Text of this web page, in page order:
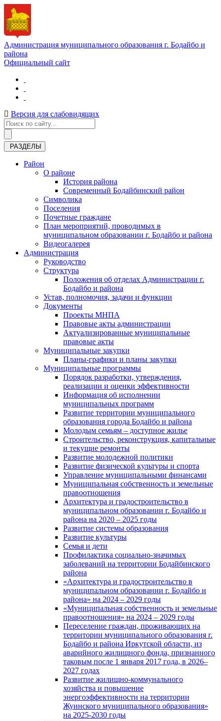
Администрация муниципального образования г. Бодайбо и
района
Официальный сайт
Версия для слабовидящих
РАЗДЕЛЫ
Район
О районе
История района
Современный Бодайбинский район
Символика
Поселения
Почетные граждане
План мероприятий, проводимых в
муниципальном образовании г. Бодайбо и района
Видеогалерея
Администрация
Руководство
Структура
Положения об отделах Администрации г.
Бодайбо и района
Устав, полномочия, задачи и функции
Документы
Проекты МНПА
Правовые акты администрации
Актуализированные муниципальные
правовые акты
Муниципальные закупки
Планы-графики и планы закупки
Муниципальные программы
Порядок разработки, утверждения,
реализации и оценки эффективности
Информация об исполнении
муниципальных программ
Развитие территории муниципального
образования города Бодайбо и района
Молодым семьям – доступное жилье
Строительство, реконструкция, капитальные
и текущие ремонты
Развитие молодежной политики
Развитие физической культуры и спорта
Управление муниципальными финансами
Муниципальная собственность и земельные
правоотношения
Архитектура и градостроительство в
муниципальном образовании г. Бодайбо и
района на 2020 – 2025 годы
Развитие системы образования
Развитие культуры
Семья и дети
Профилактика социально-значимых
заболеваний на территории Бодайбинского
района
«Архитектура и градостроительство в
муниципальном образовании г. Бодайбо и
района» на 2024 – 2029 годы
«Муниципальная собственность и земельные
правоотношения» на 2024 – 2029 годы
Переселение граждан, проживающих на
территории муниципального образования г.
Бодайбо и района Иркутской области, из
аварийного жилищного фонда, признанного
таковым после 1 января 2017 года, в 2026–
2027 годах
Развитие жилищно-коммунального
хозяйства и повышение
энергоэффективности на территории
Жуинского муниципального образования»
на 2025-2030 годы